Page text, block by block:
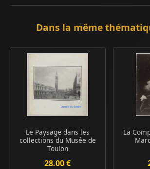
Dans la même
Le Paysage dans les
collections du Musée de
Toulon
28.00 €
La